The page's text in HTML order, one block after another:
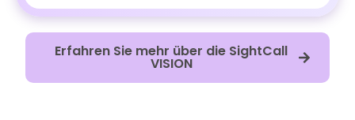
Erfahren Sie mehr über die SightCall
VISION